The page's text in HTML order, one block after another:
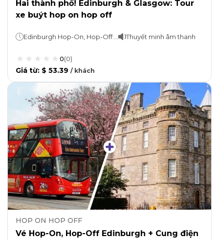
Hai thành phố! Edinburgh & Glasgow: Tour
xe buýt hop on hop off
Thuyết minh âm thanh
0(0)
Giá từ: $ 53.39 / khách
HOP ON HOP OFF
Vé Hop-On, Hop-Off Edinburgh + Cung điện